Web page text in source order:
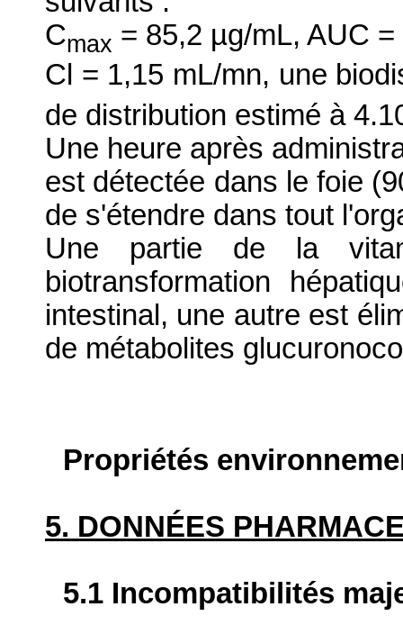
Cmax = 85,2 µg/mL, AUC
Cl = 1,15 mL/mn, une
de distribution estimé à
Une heure après
est détectée dans le foie
de s'étendre dans tout
Une partie de la
biotransformation
intestinal, une autre est
de métabolites
Propriétés
5. DONNÉES
5.1 Incompatibilités